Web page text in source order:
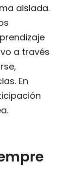
aislada.
a través
En